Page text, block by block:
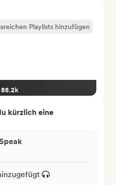
Playlists hinzufügen
88.2k
kürzlich eine